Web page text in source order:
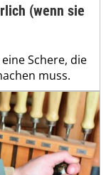
(wenn sie
Schere, die
muss.